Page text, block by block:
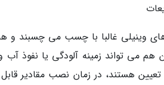
وینیلی غالبا با چسب می چسبند
هم می تواند زمینه آلودگی یا نفوذ
تعیین هستند، در زمان نصب مقادیر